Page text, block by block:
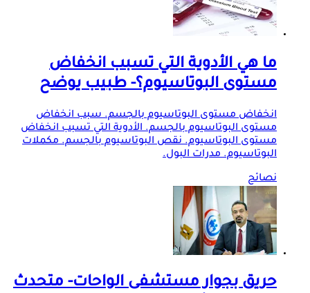
ما هي الأدوية التي تسبب انخفاض
مستوى البوتاسيوم؟- طبيب يوضح
انخفاض مستوى البوتاسيوم بالجسم. سبب انخفاض
مستوى البوتاسيوم بالجسم. الأدوية التي تسبب انخفاض
مستوى البوتاسيوم. نقص البوتاسيوم بالجسم. مكملات
البوتاسيوم. مدرات البول.
نصائح
حريق بجوار مستشفى الواحات- متحدث